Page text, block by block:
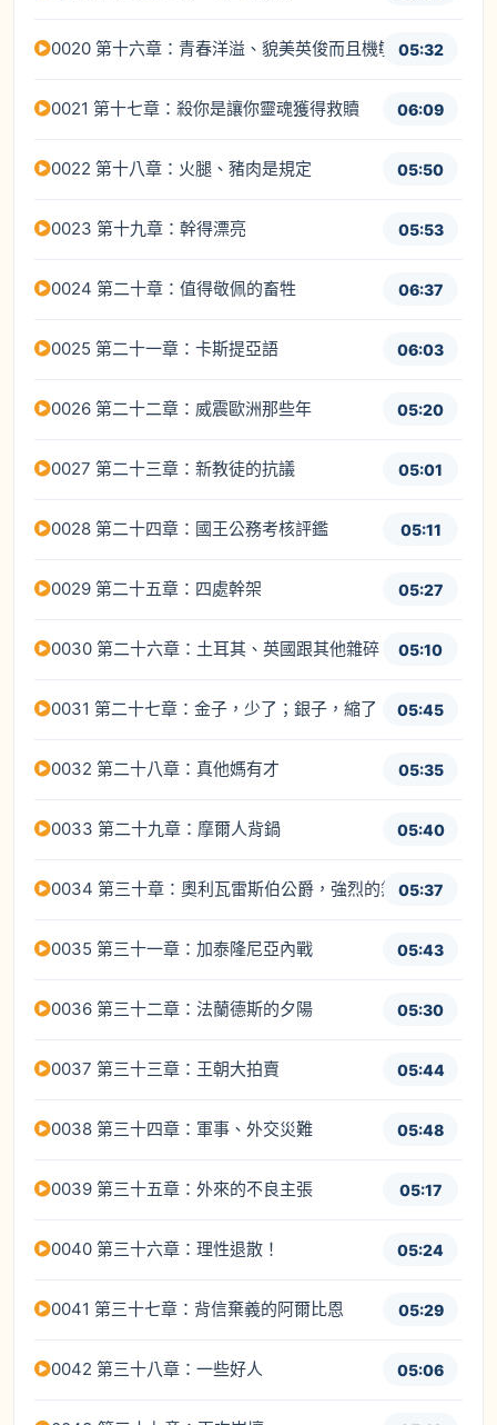
0020 第十六章：青春洋溢、貌美英俊而且機敏 05:32
0021 第十七章：殺你是讓你靈魂獲得救贖 06:09
0022 第十八章：火腿、豬肉是規定 05:50
0023 第十九章：幹得漂亮 05:53
0024 第二十章：值得敬佩的畜牲 06:37
0025 第二十一章：卡斯提亞語 06:03
0026 第二十二章：威震歐洲那些年 05:20
0027 第二十三章：新教徒的抗議 05:01
0028 第二十四章：國王公務考核評鑑 05:11
0029 第二十五章：四處幹架 05:27
0030 第二十六章：土耳其、英國跟其他雜碎 05:10
0031 第二十七章：金子，少了；銀子，縮了 05:45
0032 第二十八章：真他媽有才 05:35
0033 第二十九章：摩爾人背鍋 05:40
0034 第三十章：奧利瓦雷斯伯公爵，強烈的無能為力
05:37
0035 第三十一章：加泰隆尼亞內戰 05:43
0036 第三十二章：法蘭德斯的夕陽 05:30
0037 第三十三章：王朝大拍賣 05:44
0038 第三十四章：軍事、外交災難 05:48
0039 第三十五章：外來的不良主張 05:17
0040 第三十六章：理性退散！ 05:24
0041 第三十七章：背信棄義的阿爾比恩 05:29
0042 第三十八章：一些好人 05:06